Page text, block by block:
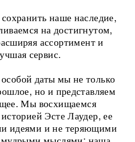
наше наследие,
на достигнутом,
ассортимент и
сервис.
даты мы не только
но и представляем
Мы восхищаемся
Эсте Лаудер, ее
идеями и не теряющими